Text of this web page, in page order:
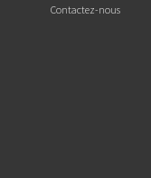
Contactez-nous